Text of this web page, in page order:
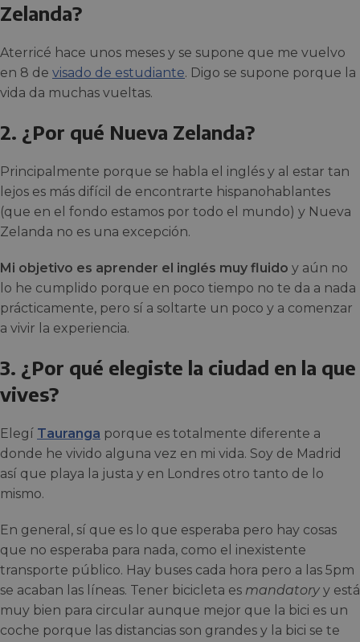
Zelanda?
Aterricé hace unos meses y se supone que me vuelvo
en 8 de visado de estudiante. Digo se supone porque la
vida da muchas vueltas.
2. ¿Por qué Nueva Zelanda?
Principalmente porque se habla el inglés y al estar tan
lejos es más difícil de encontrarte hispanohablantes
(que en el fondo estamos por todo el mundo) y Nueva
Zelanda no es una excepción.
Mi objetivo es aprender el inglés muy fluido y aún no
lo he cumplido porque en poco tiempo no te da a nada
prácticamente, pero sí a soltarte un poco y a comenzar
a vivir la experiencia.
3. ¿Por qué elegiste la ciudad en la que
vives?
Elegí Tauranga porque es totalmente diferente a
donde he vivido alguna vez en mi vida. Soy de Madrid
así que playa la justa y en Londres otro tanto de lo
mismo.
En general, sí que es lo que esperaba pero hay cosas
que no esperaba para nada, como el inexistente
transporte público. Hay buses cada hora pero a las 5pm
se acaban las líneas. Tener bicicleta es mandatory y está
muy bien para circular aunque mejor que la bici es un
coche porque las distancias son grandes y la bici se te